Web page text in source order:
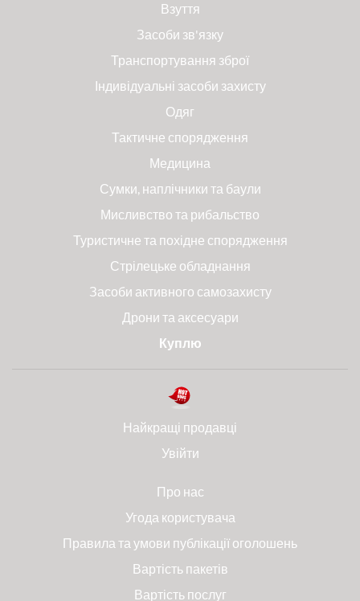
Взуття
Засоби зв'язку
Транспортування зброї
Індивідуальні засоби захисту
Одяг
Тактичне спорядження
Медицина
Сумки, наплічники та баули
Мисливство та рибальство
Туристичне та похідне спорядження
Стрілецьке обладнання
Засоби активного самозахисту
Дрони та аксесуари
Куплю
Найкращі продавці
Увійти
Про нас
Угода користувача
Правила та умови публікації оголошень
Вартість пакетів
Вартість послуг